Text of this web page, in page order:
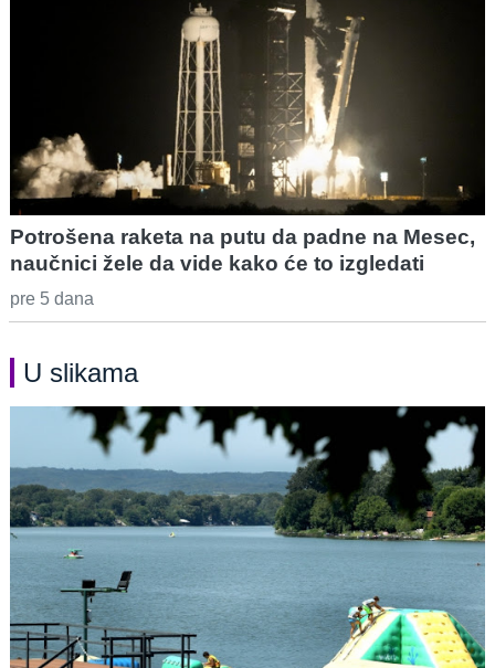
Potrošena raketa na putu da padne na Mesec,
naučnici žele da vide kako će to izgledati
pre 5 dana
U slikama